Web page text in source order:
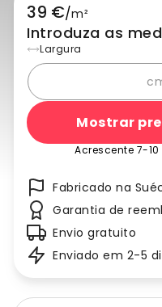
39 €/m²
Introduza as
Largura
Mostrar
Acrescente 7-
Fabricado na
Garantia de
Envio gratuito
Enviado em 2-5